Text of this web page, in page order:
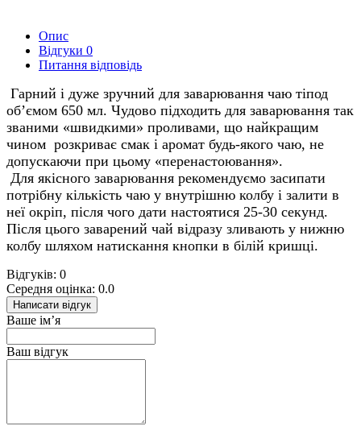
Опис
Відгуки 0
Питання відповідь
Гарний і дуже зручний для заварювання чаю тіпод
об’ємом 650 мл. Чудово підходить для заварювання так
званими «швидкими» проливами, що найкращим
чином розкриває смак і аромат будь-якого чаю, не
допускаючи при цьому «перенастоювання».
Для якісного заварювання рекомендуємо засипати
потрібну кількість чаю у внутрішню колбу і залити в
неї окріп, після чого дати настоятися 25-30 секунд.
Після цього заварений чай відразу зливають у нижню
колбу шляхом натискання кнопки в білій кришці.
Відгуків: 0
Середня оцінка: 0.0
Написати відгук
Ваше ім’я
Ваш відгук